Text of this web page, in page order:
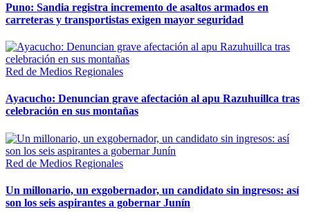
Puno: Sandia registra incremento de asaltos armados en
carreteras y transportistas exigen mayor seguridad
Red de Medios Regionales
Ayacucho: Denuncian grave afectación al apu Razuhuillca tras
celebración en sus montañas
Red de Medios Regionales
Un millonario, un exgobernador, un candidato sin ingresos: así
son los seis aspirantes a gobernar Junín